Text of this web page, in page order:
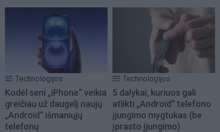
Technologijos
Kodėl seni „iPhone“ veikia
greičiau už daugelį naujų
„Android“ išmaniųjų
telefonų
Technologijos
5 dalykai, kuriuos gali
atlikti „Android“ telefono
įjungimo mygtukas (be
įprasto įjungimo)